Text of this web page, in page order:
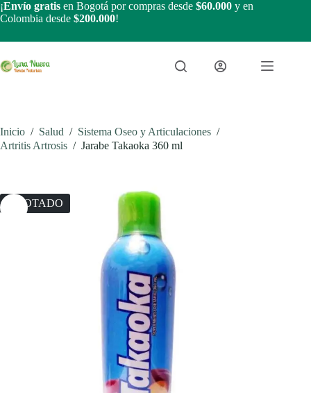
Saltar
al
¡Envío gratis en Bogotá por compras desde $60.000 y en
Colombia desde $200.000!
Inicio / Salud / Sistema Oseo y Articulaciones /
Artritis Artrosis / Jarabe Takaoka 360 ml
AGOTADO